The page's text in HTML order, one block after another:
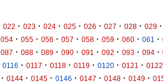
022 · 023 · 024 · 025 · 026 · 027 · 028 · 029 ·
054 · 055 · 056 · 057 · 058 · 059 · 060 · 061 ·
087 · 088 · 089 · 090 · 091 · 092 · 093 · 094 ·
0116 · 0117 · 0118 · 0119 · 0120 · 0121 · 0122
· 0144 · 0145 · 0146 · 0147 · 0148 · 0149 ·